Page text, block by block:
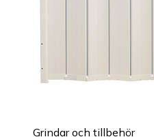
Grindar och tillbehör